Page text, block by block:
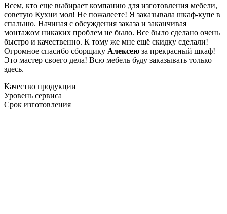
Всем, кто еще выбирает компанию для изготовления мебели,
советую Кухни мол! Не пожалеете! Я заказывала шкаф-купе в
спальню. Начиная с обсуждения заказа и заканчивая
монтажом никаких проблем не было. Все было сделано очень
быстро и качественно. К тому же мне ещё скидку сделали!
Огромное спасибо сборщику Алексею за прекрасный шкаф!
Это мастер своего дела! Всю мебель буду заказывать только
здесь.
Качество продукции
Уровень сервиса
Срок изготовления